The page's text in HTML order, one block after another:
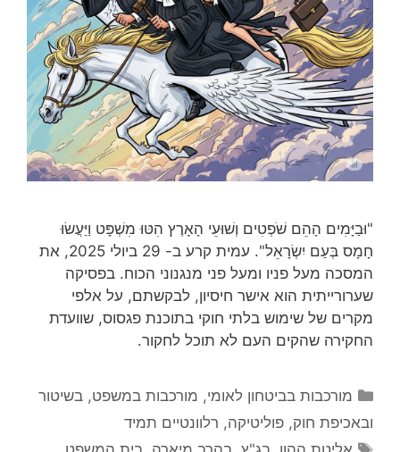
"וּבַיָּמִים הָהֵם שֹׁפְטִים וְשׁוּעֵי הָאָרֶץ הִטּוּ מִשְׁפָּט וַיַּעֲשׂוּ
חָמָס בְּעַם יִשְׂרָאֵל". עמית קרע ב- 29 ביולי 2025, את
המסכה מעל פניו ומעל פני מנגנוני הכוח. בפסיקה
שערורייתית הוא אישר חיסיון, לבקשתם, על אלפי
מקרים של שימוש בלתי חוקי בתוכנת פגסוס, שוועדת
החקירה שהקים העם לא תוכל לחקור.
קטגוריות
מורכבות בביטחון לאומי, מורכבות במשפט, בשיטור
ובאכיפת חוק, פוליטיקה, רלוונטיים תמיד
תגיות